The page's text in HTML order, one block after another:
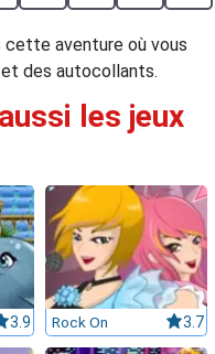
cette aventure où vous
des autocollants.
les jeux
3.9 Rock On 3.7